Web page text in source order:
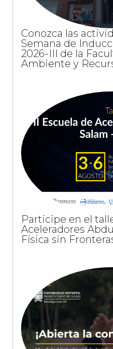
Conozca las
Semana de
2026-III de la
Ambiente y
Participe en el
Aceleradores
Física sin